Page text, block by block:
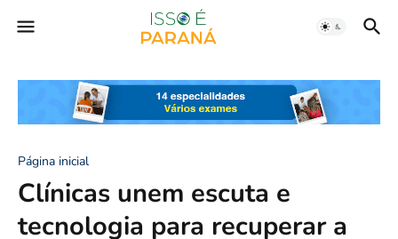
Página inicial
Clínicas unem escuta e
tecnologia para recuperar a